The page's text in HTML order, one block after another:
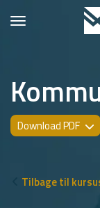
Hvem er vi?
Download PDF
Tilbage til